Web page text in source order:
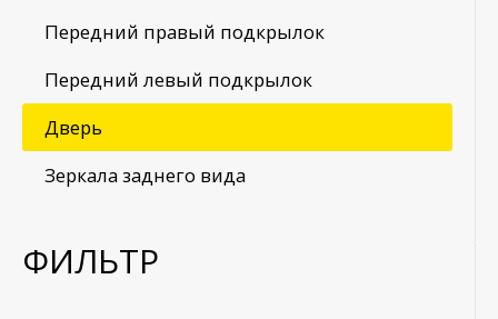
Передний правый подкрылок
Передний левый подкрылок
Дверь
Зеркала заднего вида
ФИЛЬТР